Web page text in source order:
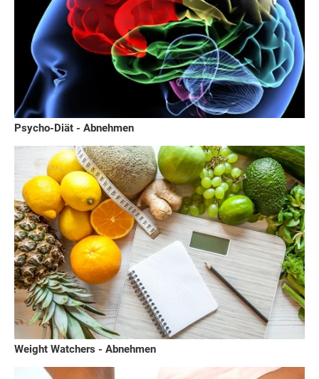
Psycho-Diät - Abnehmen
Weight Watchers - Abnehmen